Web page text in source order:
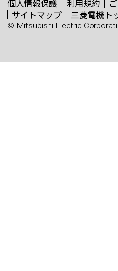
個人情報保護 利用規約
サイトマップ
三菱電機ト
© Mitsubishi Electric